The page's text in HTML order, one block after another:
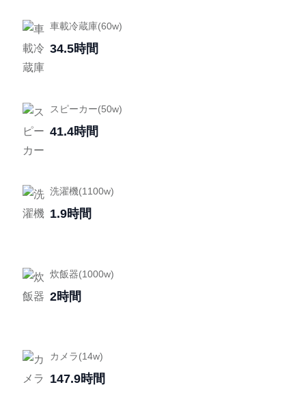
車載冷蔵庫(60w)
34.5時間
スピーカー(50w)
41.4時間
洗濯機(1100w)
1.9時間
炊飯器(1000w)
2時間
カメラ(14w)
147.9時間